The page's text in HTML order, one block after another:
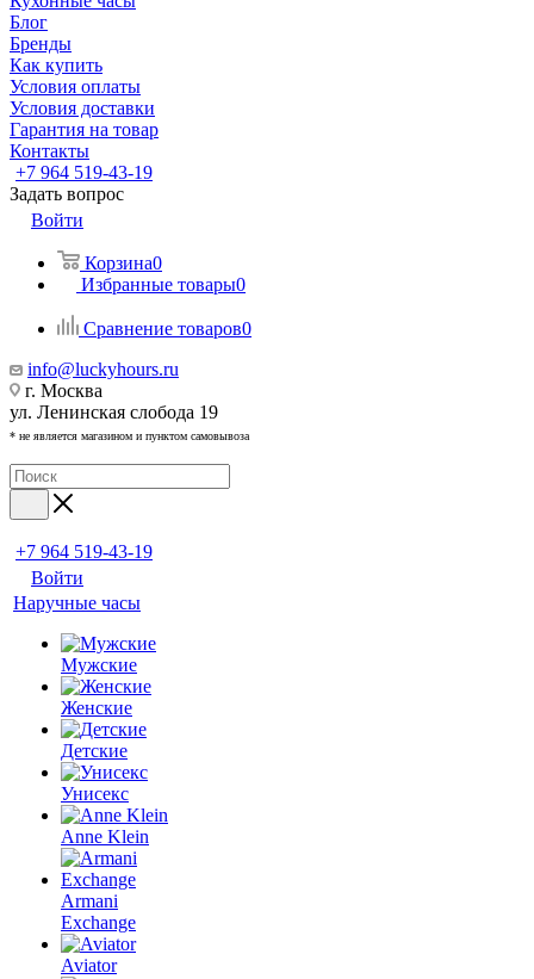
Блог
Бренды
Как купить
Условия оплаты
Условия доставки
Гарантия на товар
Контакты
+7 964 519-43-19
Задать вопрос
Войти
Корзина0
Избранные товары0
Сравнение товаров0
info@luckyhours.ru
г. Москва
ул. Ленинская слобода 19
* не является магазином и пунктом самовывоза
+7 964 519-43-19
Войти
Наручные часы
Мужские
Женские
Детские
Унисекс
Anne Klein
Armani
Exchange
Aviator